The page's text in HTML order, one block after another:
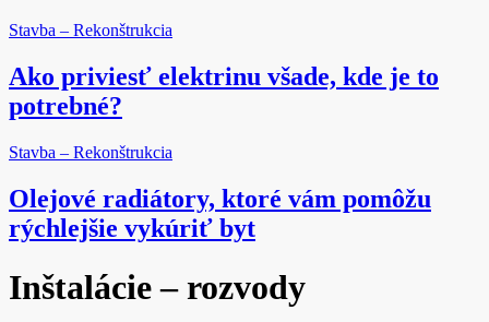
Stavba – Rekonštrukcia
Ako priviesť elektrinu všade, kde je to
potrebné?
Stavba – Rekonštrukcia
Olejové radiátory, ktoré vám pomôžu
rýchlejšie vykúriť byt
Inštalácie – rozvody